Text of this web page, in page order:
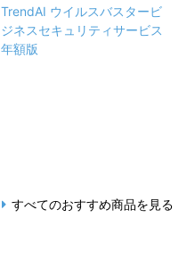
TrendAI ウイルスバスタービ
ジネスセキュリティサービス
年額版
すべてのおすすめ商品を見る